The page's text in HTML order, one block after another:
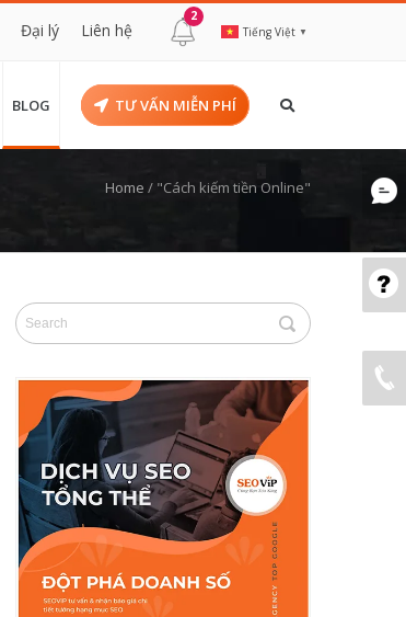
Đại lý Liên hệ
2
Tiếng Việt ▼
BLOG TƯ VẤN MIỄN PHÍ
Home / "Cách kiếm tiền Online"